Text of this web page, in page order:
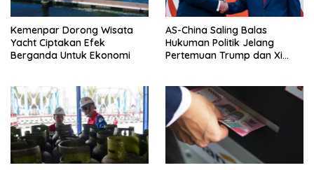
Kemenpar Dorong Wisata
Yacht Ciptakan Efek
Berganda Untuk Ekonomi
AS-China Saling Balas
Hukuman Politik Jelang
Pertemuan Trump dan Xi